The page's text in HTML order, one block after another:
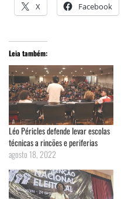
X Facebook
Leia também:
Léo Péricles defende levar escolas
técnicas a rincões e periferias
agosto 18, 2022